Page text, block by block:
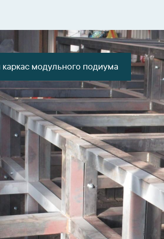
модульного подиума